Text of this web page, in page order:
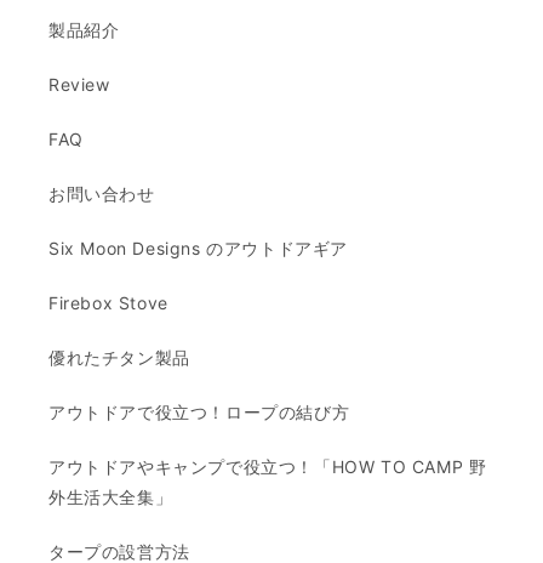
製品紹介
Review
FAQ
お問い合わせ
Six Moon Designs のアウトドアギア
Firebox Stove
優れたチタン製品
アウトドアで役立つ！ロープの結び方
アウトドアやキャンプで役立つ！「HOW TO CAMP 野
外生活大全集」
タープの設営方法